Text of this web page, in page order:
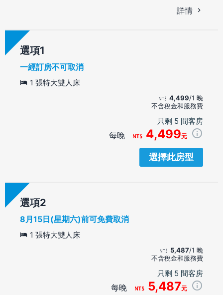
詳情
選項
一經訂房不可取消
1 張特大雙人床
4,499/1 晚
不含稅金和服務費
只剩 5 間客房
每晚 4,499元
選擇此房型
選項
8月15日(星期六)前可免費取消
1 張特大雙人床
5,487/1 晚
不含稅金和服務費
只剩 5 間客房
每晚 5,487元